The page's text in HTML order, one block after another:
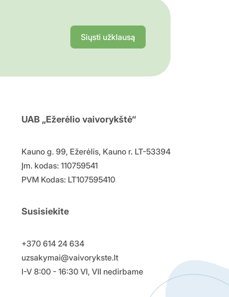
Siųsti užklausą
UAB „Ežerėlio vaivorykštė“
Kauno g. 99, Ežerėlis, Kauno r. LT-53394
Įm. kodas: 110759541
PVM Kodas: LT107595410
Susisiekite
+370 614 24 634
uzsakymai@vaivorykste.lt
I-V 8:00 - 16:30 VI, VII nedirbame